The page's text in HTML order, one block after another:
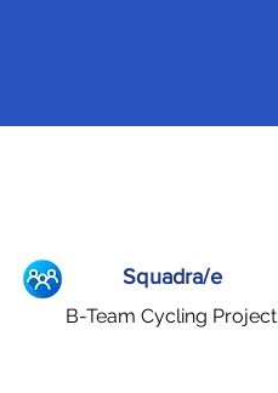
Squadra/e
B-Team Cycling Project